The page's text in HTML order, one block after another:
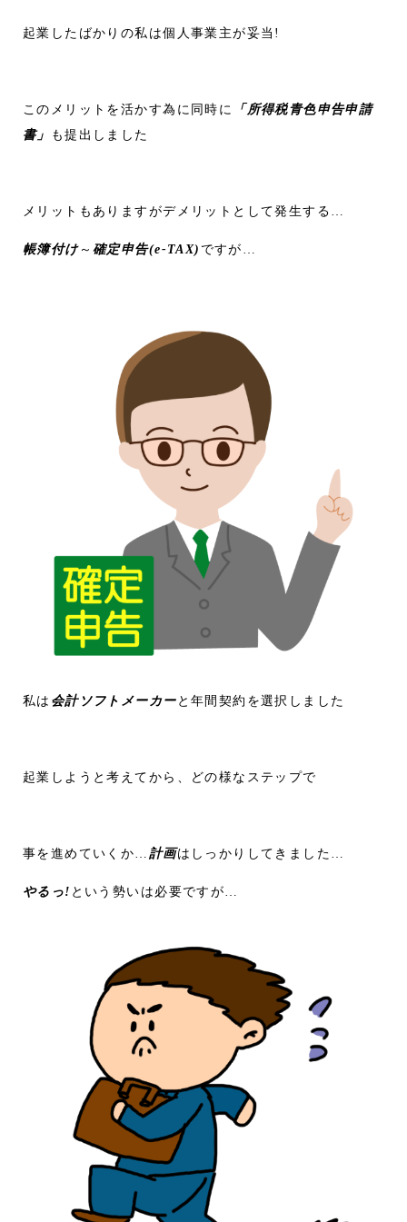
起業したばかりの私は個人事業主が妥当!
このメリットを活かす為に同時に
「所得税青色申告申請
書」
も提出しました
メリットもありますがデメリットとして発生する…
帳簿付け～確定申告(e-TAX) ですが…
私は 会計ソフトメーカーと年間契約を選択しました
起業しようと考えてから、どの様なステップで
事を進めていくか… 計画はしっかりしてきました…
やるっ! という勢いは必要ですが…